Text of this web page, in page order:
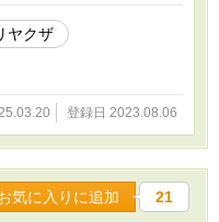
十数年ぶりに再会をす
て、時には切なく、落ち
かで静かな、ちょっぴり
(R-18シーンがあるページ
ヤクザ
登録日 2023.08.06
気に入りに追加 21